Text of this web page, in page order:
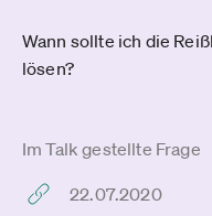
Wann sollte ich die
lösen?
Im Talk gestellte Frage
22.07.2020